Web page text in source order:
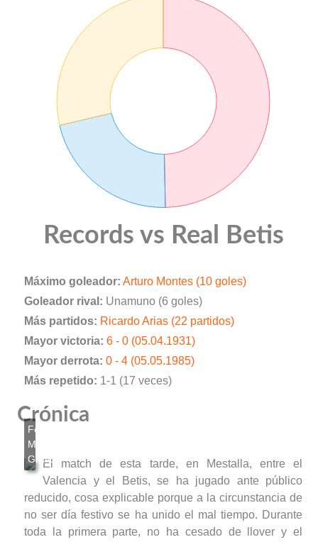
Records vs Real Betis
Máximo goleador: Arturo Montes (10 goles)
Goleador rival: Unamuno (6 goles)
Más partidos: Ricardo Arias (22 partidos)
Mayor victoria: 6 - 0 (05.04.1931)
Mayor derrota: 0 - 4 (05.05.1985)
Más repetido: 1-1 (17 veces)
Crónica
El match de esta tarde, en Mestalla, entre el
Valencia y el Betis, se ha jugado ante público
reducido, cosa explicable porque a la circunstancia de
no ser día festivo se ha unido el mal tiempo. Durante
toda la primera parte, no ha cesado de llover y el